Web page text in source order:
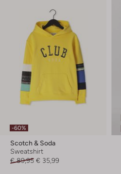
-60%
Scotch & Soda
Sweatshirt
€ 89,95 € 35,99